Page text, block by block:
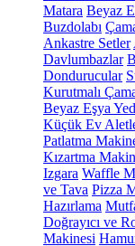
Matara Beyaz
Buzdolabı
Ankastre Setler
Davlumbazlar
Dondurucular
Kurutmalı
Beyaz Eşya
Küçük Ev
Patlatma
Kızartma
Izgara Waffle
ve Tava Pizza
Hazırlama
Doğrayıcı ve
Makinesi